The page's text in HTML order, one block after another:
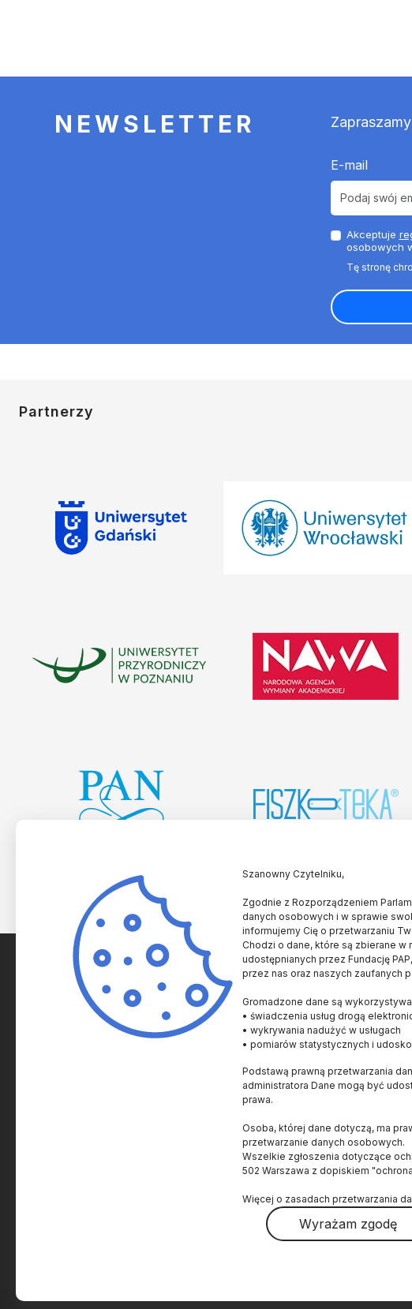
NEWSLETTER
E-mail
Akceptuje
osobowych
Partnerzy
Szanowny Czytelniku,
Zgodnie z Rozporządzeniem
danych osobowych i w sprawie
informujemy Cię o przetwarzaniu
Chodzi o dane, które są zbierane w
udostępnianych przez Fundację
przez nas oraz naszych zaufanych
Gromadzone dane są
• świadczenia usług drogą
• wykrywania nadużyć w usługach
• pomiarów statystycznych i
Podstawą prawną przetwarzania
administratora Dane mogą być
prawa.
Osoba, której dane dotyczą, ma
przetwarzanie danych osobowych.
Wszelkie zgłoszenia dotyczące
502 Warszawa z dopiskiem
Więcej o zasadach przetwarzania
Wyrażam zgodę
SPRAWY NAUKOWE
Historia i Kultura
SPRAWY AKADEMICKIE
Uczelnie i Instytucje
Innowacje
Nagrody
Prawo
Popularyzacja
Wydarzenia
Ludzie